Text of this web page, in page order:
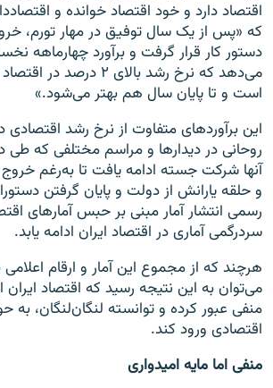
اقتصاد دارد و خود اقتصاد خوانده و
که «پس از یک سال توفیق در مهار تورم،
دستور کار قرار گرفت و برآورد چهارماهه
می‌دهد که نرخ رشد بالای ۲
است و تا پایان سال هم بهتر می‌شود.»
این برآوردهای متفاوت از نرخ رشد
روحانی در دیدارها و مراسم مختلفی که
آنها شرکت جسته ادامه یافت تا به‌رغم
و حلقه یارانش از دولت و پایان گرفتن
رسمی انتشار آمار مبنی بر حبس آمارهای
سردرگمی آماری در اقتصاد ایران ادامه یابد.
هرچند که از مجموع این آمار و ارقام
می‌توان به این نتیجه رسید که اقتصاد ایران
منفی عبور کرده و توانسته لنگان‌لنگان، به
اقتصادی ورود کند.
منفی اما مایه امیدواری